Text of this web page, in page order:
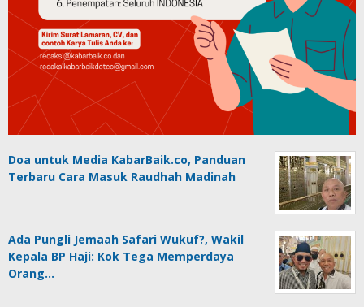
Doa untuk Media KabarBaik.co, Panduan
Terbaru Cara Masuk Raudhah Madinah
Ada Pungli Jemaah Safari Wukuf?, Wakil
Kepala BP Haji: Kok Tega Memperdaya
Orang…